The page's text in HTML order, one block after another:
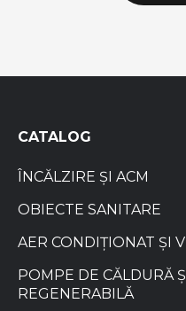
CATALOG
ÎNCĂLZIRE ȘI ACM
OBIECTE SANITARE
AER CONDIȚIONAT ȘI
POMPE DE CĂLDURĂ
REGENERABILĂ